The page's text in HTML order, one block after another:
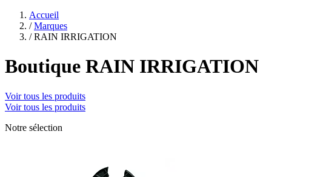
Accueil
/ Marques
/ RAIN IRRIGATION
Boutique RAIN IRRIGATION
Voir tous les produits
Voir tous les produits
Notre sélection